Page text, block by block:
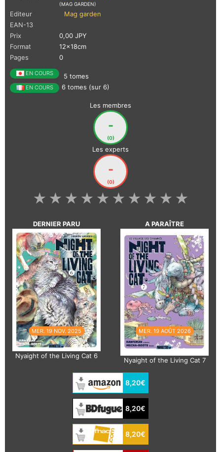
(MAG GARDEN)
Editeur
Mag garden
EAN-13
Prix
0,00 JPY
Format
12x18cm
Pages
0
EN COURS 5 tomes
EN COURS 6 tomes (sur 6)
Les membres
-
(0)
Les experts
-
(0)
★
★
★
★
★
★
★
★
★
★
DERNIER PARU
MER. 19 NOV. 2025
Nyaight of the Living Cat 6
A PARAÎTRE
MER. 19 AOÛT 2026
Nyaight of the Living Cat 7
8,20€
8,20€
8,20€